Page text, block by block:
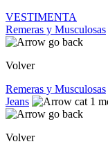
VESTIMENTA
Remeras y Musculosas
Volver
Remeras y Musculosas
Jeans
Volver